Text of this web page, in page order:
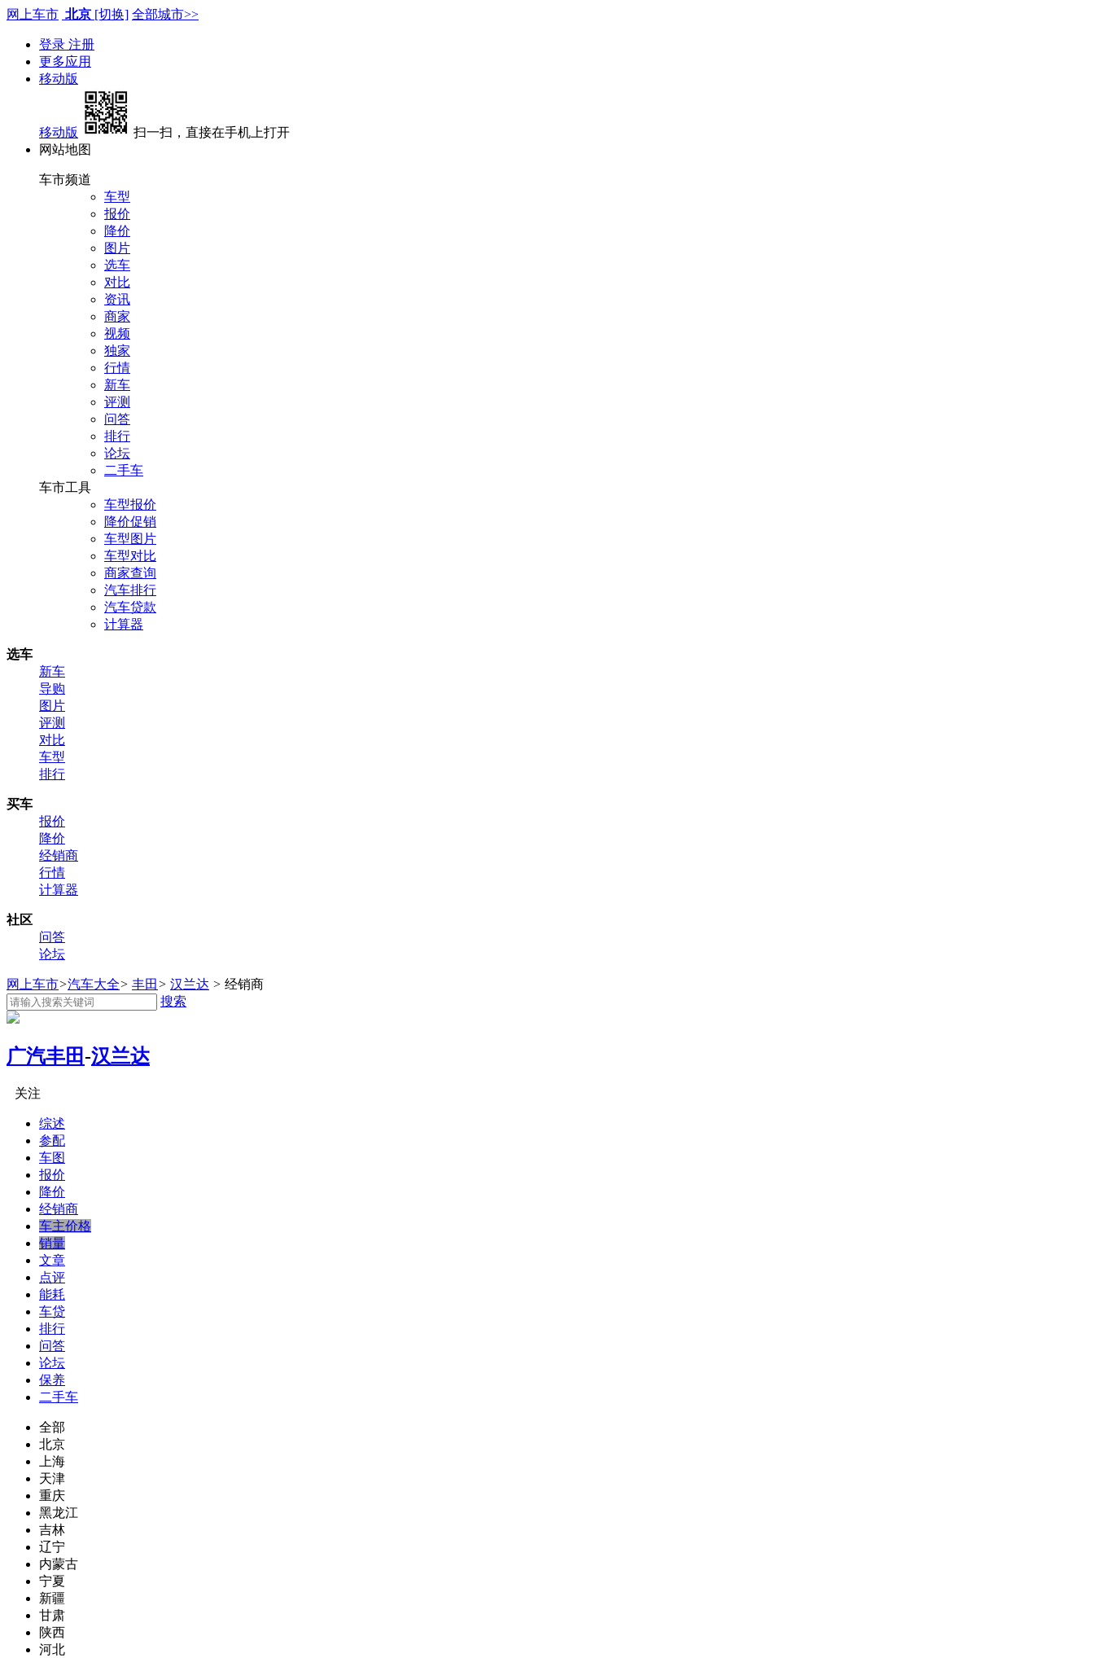
网上车市 北京 [切换] 全部城市>>
登录 注册
更多应用
移动版
移动版
扫一扫，直接在手机上打开
网站地图
车市频道
车型
报价
降价
图片
选车
对比
资讯
商家
视频
独家
行情
新车
评测
问答
排行
论坛
二手车
车市工具
车型报价
降价促销
车型图片
车型对比
商家查询
汽车排行
汽车贷款
计算器
选车
新车
导购
图片
评测
对比
车型
排行
买车
报价
降价
经销商
行情
计算器
社区
问答
论坛
网上车市>汽车大全> 丰田 > 汉兰达 > 经销商
搜索
广汽丰田-汉兰达
关注
综述
参配
车图
报价
降价
经销商
车主价格
销量
文章
点评
能耗
车贷
排行
问答
论坛
保养
二手车
全部
北京
上海
天津
重庆
黑龙江
吉林
辽宁
内蒙古
宁夏
新疆
甘肃
陕西
河北